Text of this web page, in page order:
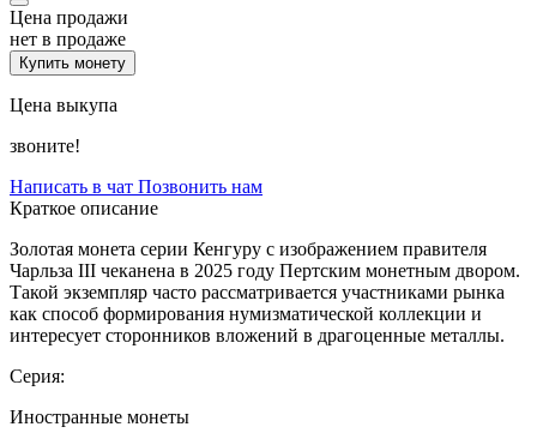
Цена продажи
нет в продаже
Купить монету
Цена выкупа
звоните!
Написать в чат Позвонить нам
Краткое описание
Золотая монета серии Кенгуру с изображением правителя
Чарльза III чеканена в 2025 году Пертским монетным двором.
Такой экземпляр часто рассматривается участниками рынка
как способ формирования нумизматической коллекции и
интересует сторонников вложений в драгоценные металлы.
Серия:
Иностранные монеты